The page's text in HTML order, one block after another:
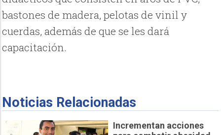
bastones de madera, pelotas de vinil y
cuerdas, además de que se les dará
capacitación.
Noticias Relacionadas
Incrementan acciones